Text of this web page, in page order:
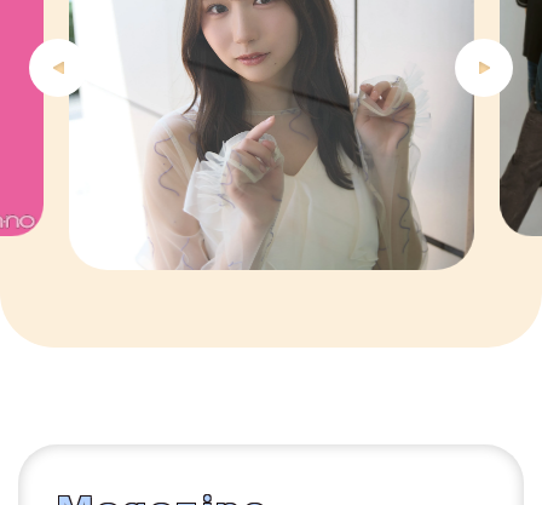
7
9
10